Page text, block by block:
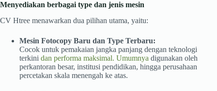
Menyediakan berbagai type dan jenis mesin
CV Htree menawarkan dua pilihan utama, yaitu:
Mesin Fotocopy Baru dan Type Terbaru:
Cocok untuk pemakaian jangka panjang dengan teknologi
terkini dan performa maksimal. Umumnya digunakan oleh
perkantoran besar, institusi pendidikan, hingga perusahaan
percetakan skala menengah ke atas.